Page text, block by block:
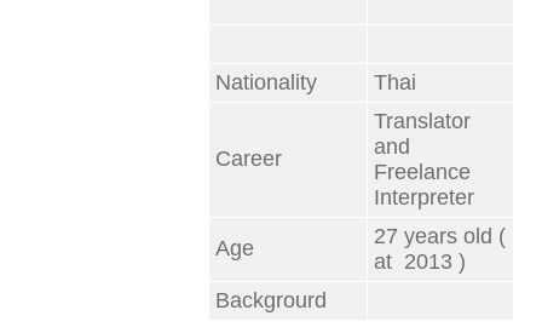
Nationality Thai
Career
Translator
and
Freelance
Interpreter
Age
27 years old (
at 2013 )
Backgrourd